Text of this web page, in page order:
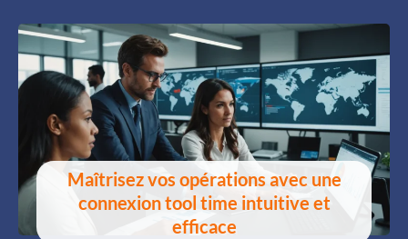
Maîtrisez vos opérations avec une
connexion tool time intuitive et
efficace